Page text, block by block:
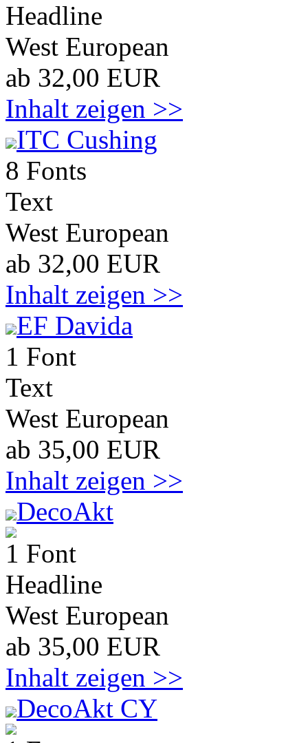
Headline
West European
ab 32,00 EUR
Inhalt zeigen >>
ITC Cushing
8 Fonts
Text
West European
ab 32,00 EUR
Inhalt zeigen >>
EF Davida
1 Font
Text
West European
ab 35,00 EUR
Inhalt zeigen >>
DecoAkt
1 Font
Headline
West European
ab 35,00 EUR
Inhalt zeigen >>
DecoAkt CY